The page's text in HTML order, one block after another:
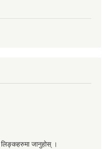
लिङ्कहरुमा जानुहोस् ।